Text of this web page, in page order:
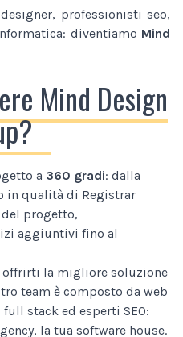
professionisti seo,
diventiamo Mind
Mind Design
a 360 gradi: dalla
in qualità di Registrar
progetto,
aggiuntivi fino al
offrirti la migliore soluzione
team è composto da web
stack ed esperti SEO:
la tua software house.